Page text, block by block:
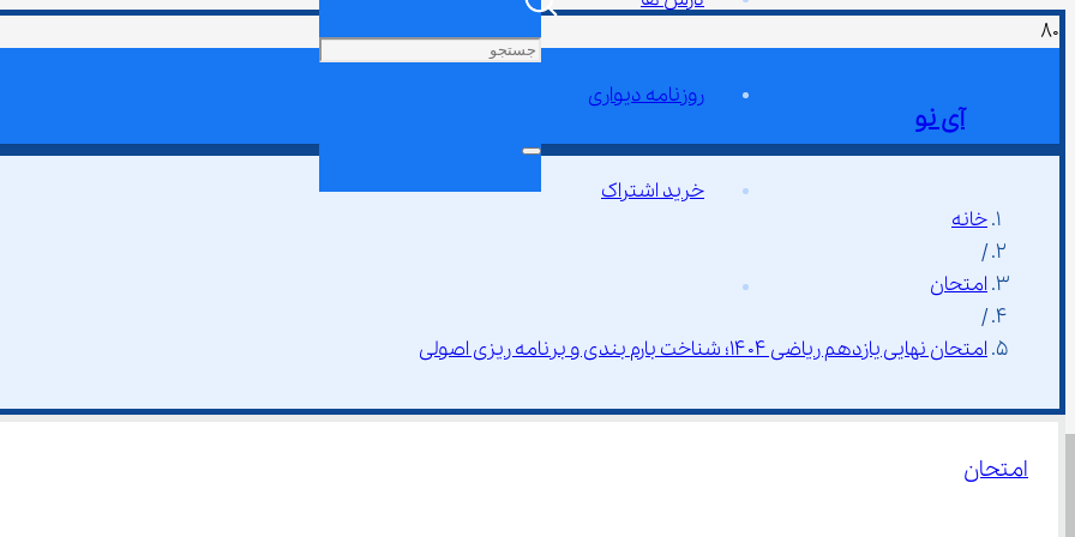
آی نو
روزنامه دیواری
خرید اشتراک
خانه
/
امتحان
/
امتحان نهایی یازدهم ریاضی ۱۴۰۴؛ شناخت بارم‌ بندی و برنامه‌ ریزی اصولی
امتحان